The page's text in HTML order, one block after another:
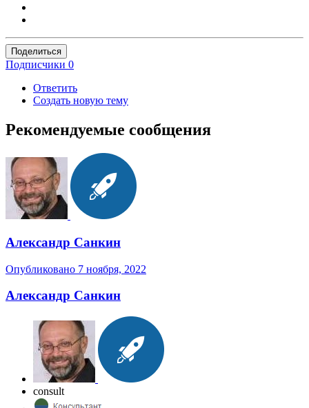
Поделиться
Подписчики 0
Ответить
Создать новую тему
Рекомендуемые сообщения
Александр Санкин
Опубликовано 7 ноября, 2022
Александр Санкин
consult